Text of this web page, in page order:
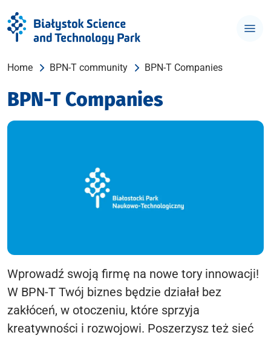
Home BPN-T community BPN-T Companies
BPN-T Companies
Wprowadź swoją firmę na nowe tory innowacji!
W BPN-T Twój biznes będzie działał bez
zakłóceń, w otoczeniu, które sprzyja
kreatywności i rozwojowi. Poszerzysz też sieć